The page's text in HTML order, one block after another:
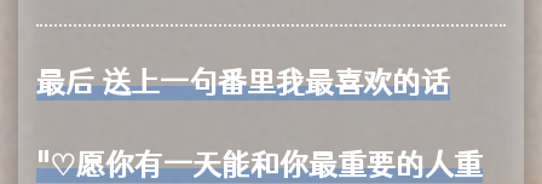
最后 送上一句番里我最喜欢的话
"♡愿你有一天能和你最重要的人重